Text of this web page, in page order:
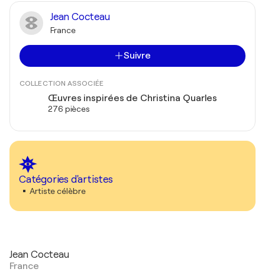
Jean Cocteau
France
Suivre
COLLECTION ASSOCIÉE
Œuvres inspirées de Christina Quarles
276 pièces
Catégories d'artistes
Artiste célèbre
Jean Cocteau
France